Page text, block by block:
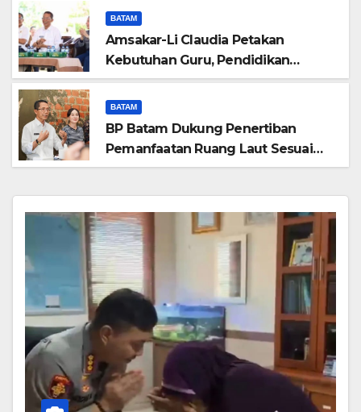
Ringan
BATAM
Amsakar-Li Claudia Petakan
Kebutuhan Guru, Pendidikan
Berkualitas Jadi Prioritas Batam
BATAM
BP Batam Dukung Penertiban
Pemanfaatan Ruang Laut Sesuai
Ketentuan Peraturan Perundang-